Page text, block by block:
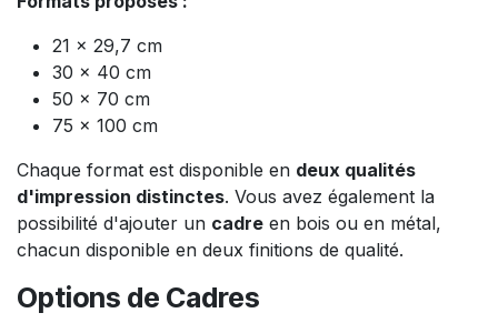
21 x 29,7 cm
30 x 40 cm
50 x 70 cm
75 x 100 cm
Chaque format est disponible en deux qualités
d'impression distinctes. Vous avez également la
possibilité d'ajouter un cadre en bois ou en métal,
chacun disponible en deux finitions de qualité.
Options de Cadres